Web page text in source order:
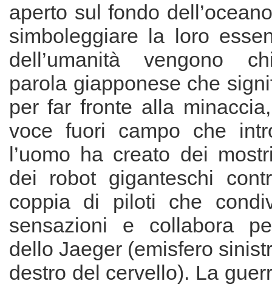
aperto sul fondo
simboleggiare la loro
dell’umanità vengono
parola giapponese che
per far fronte alla
voce fuori campo che
l’uomo ha creato dei
dei robot giganteschi
coppia di piloti che
sensazioni e collabora
dello Jaeger (emisfero
destro del cervello). La